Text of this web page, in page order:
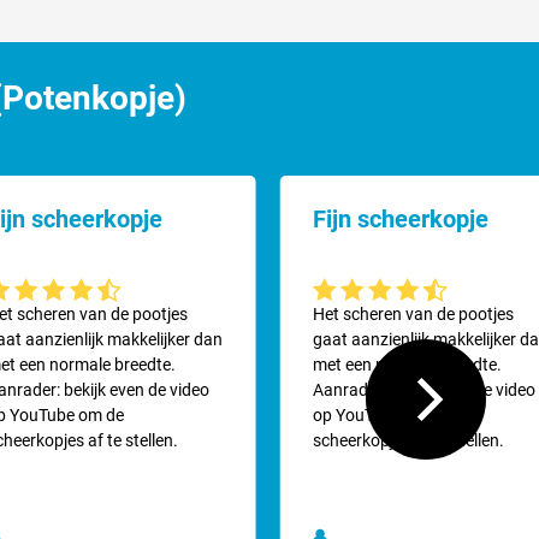
scheerkoppensysteem. Niet op oudere machines waar de messen
scheerkopje
waardering van 4.5 van 5 sterren
scheren van de pootjes
aanzienlijk makkelijker dan
een normale breedte.
bekijk even de video
YouTube om de
af te stellen.
Fijn scheerkopje
Gemiddelde waardering van
Het scheren van de pootjes
gaat aanzienlijk makkelijker
met een normale breedte.
Aanrader: bekijk even de video
op YouTube om de
scheerkopjes af te stellen.